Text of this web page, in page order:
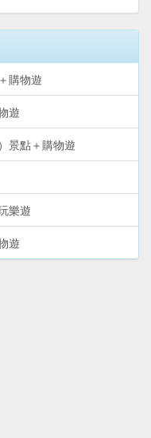
購物遊
遊
景點＋購物遊
樂遊
遊